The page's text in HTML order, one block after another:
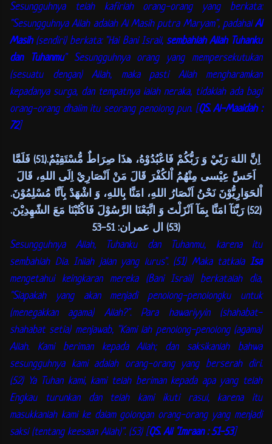
Sesungguhnya telah kafirlah orang-orang yang berkata:
"Sesungguhnya Allah adalah Al Masih putra Maryam", padahalAl
Masih(sendiri) berkata: "Hai Bani Israil, sembahlah Allah Tuhanku
dan Tuhanmu" Sesungguhnya orang yang mempersekutukan
(sesuatu dengan) Allah, maka pasti Allah mengharamkan
kepadanya surga, dan tempatnya ialah neraka, tidaklah ada bagi
orang-orang dhalim itu seorang penolong pun. [QS. Al-Maaidah :
72]
اِنَّ اللهَ رَبّيْ وَ رَبُّكُمْ فَاعْبُدُوْهُ، هذَا صِرَاطٌ مُّسْتَقِيْمٌ.(51) فَلَمَّا
اَحَسَّ عِيْسى مِنْهُمُ اْلكُفْرَ قَالَ مَنْ اَنْصَارِيْ اِلَى اللهِ، قَالَ
اْلحَوَارِيُّوْنَ نَحْنُ اَنْصَارُ اللهِ، امَنَّا بِاللهِ، وَ اشْهَدْ بِاَنَّا مُسْلِمُوْنَ.
(52) رَبَّنَآ امَنَّا بِمَآ اَنْزَلْتَ وَ اتَّبَعْنَا الرَّسُوْلَ فَاكْتُبْنَا مَعَ الشّهِدِيْنَ.
(53) ال عمران: 51-53
Sesungguhnya Allah, Tuhanku dan Tuhanmu, karena itu
sembahlah Dia. Inilah jalan yang lurus". (51) Maka tatkalaIsa
mengetahui keingkaran mereka (Bani Israil) berkatalah dia,
"Siapakah yang akan menjadi penolong-penolongku untuk
(menegakkan agama) Allah?". Para hawariyyin (shahabat-
shahabat setia) menjawab, "Kami lah penolong-penolong (agama)
Allah. Kami beriman kepada Allah; dan saksikanlah bahwa
sesungguhnya kami adalah orang-orang yang berserah diri.
(52) Ya Tuhan kami, kami telah beriman kepada apa yang telah
Engkau turunkan dan telah kami ikuti rasul, karena itu
masukkanlah kami ke dalam golongan orang-orang yang menjadi
saksi (tentang keesaan Allah)". (53) [QS. Ali ‘Imraan : 51-53]